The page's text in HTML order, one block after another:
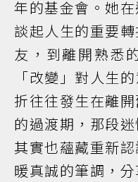
年的基金會。她
談起人生的重要
友，到離開熟悉
「改變」對人生
折往往發生在離
的過渡期，那段
其實也蘊藏重新
暖真誠的筆調，